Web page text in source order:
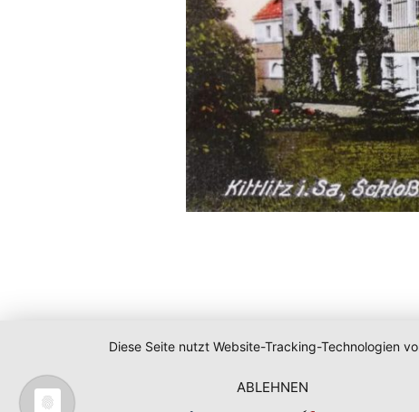
Diese Seite nutzt Website-Tracking-Technologien
ABLEHNEN